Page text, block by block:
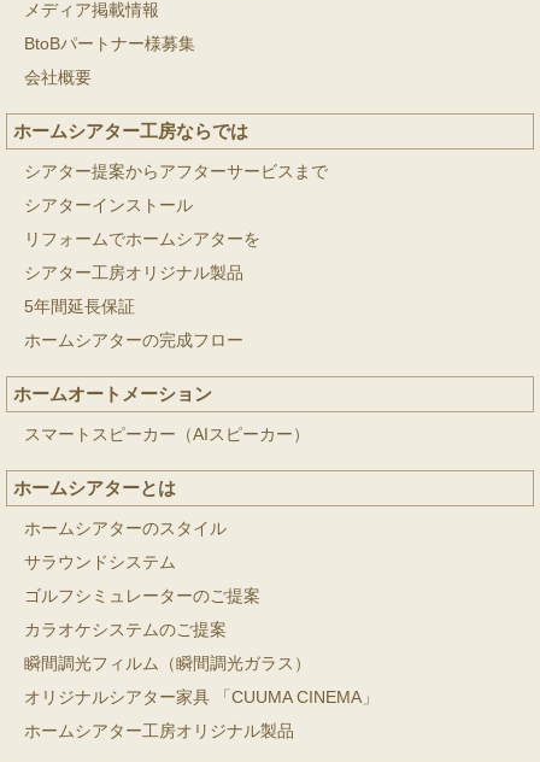
メディア掲載情報
BtoBパートナー様募集
会社概要
ホームシアター工房ならでは
シアター提案からアフターサービスまで
シアターインストール
リフォームでホームシアターを
シアター工房オリジナル製品
5年間延長保証
ホームシアターの完成フロー
ホームオートメーション
スマートスピーカー（AIスピーカー）
ホームシアターとは
ホームシアターのスタイル
サラウンドシステム
ゴルフシミュレーターのご提案
カラオケシステムのご提案
瞬間調光フィルム（瞬間調光ガラス）
オリジナルシアター家具 「CUUMA CINEMA」
ホームシアター工房オリジナル製品